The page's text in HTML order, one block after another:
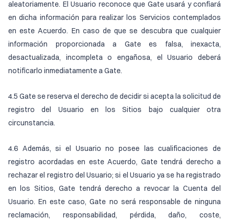
aleatoriamente. El Usuario reconoce que Gate usará y confiará
en dicha información para realizar los Servicios contemplados
en este Acuerdo. En caso de que se descubra que cualquier
información proporcionada a Gate es falsa, inexacta,
desactualizada, incompleta o engañosa, el Usuario deberá
notificarlo inmediatamente a Gate.
4.5 Gate se reserva el derecho de decidir si acepta la solicitud de
registro del Usuario en los Sitios bajo cualquier otra
circunstancia.
4.6 Además, si el Usuario no posee las cualificaciones de
registro acordadas en este Acuerdo, Gate tendrá derecho a
rechazar el registro del Usuario; si el Usuario ya se ha registrado
en los Sitios, Gate tendrá derecho a revocar la Cuenta del
Usuario. En este caso, Gate no será responsable de ninguna
reclamación, responsabilidad, pérdida, daño, coste,